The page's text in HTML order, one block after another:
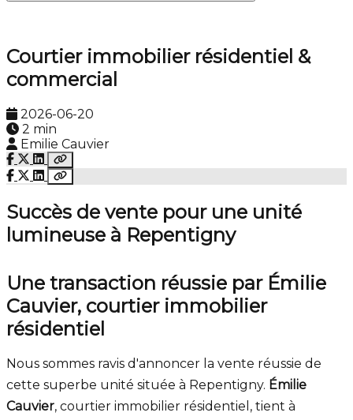
Courtier immobilier résidentiel &
commercial
2026-06-20
2 min
Emilie Cauvier
Succès de vente pour une unité
lumineuse à Repentigny
Une transaction réussie par Émilie
Cauvier, courtier immobilier
résidentiel
Nous sommes ravis d'annoncer la vente réussie de
cette superbe unité située à Repentigny. Émilie
Cauvier, courtier immobilier résidentiel, tient à